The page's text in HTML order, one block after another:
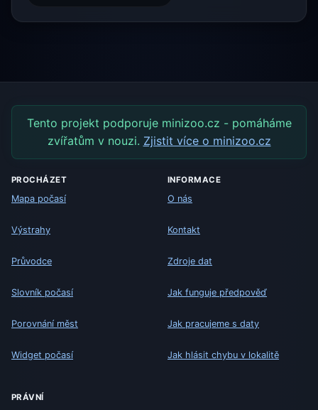
Tento projekt podporuje minizoo.cz - pomáháme
zvířatům v nouzi. Zjistit více o minizoo.cz
PROCHÁZET
Mapa počasí
Výstrahy
Průvodce
Slovník počasí
Porovnání měst
Widget počasí
INFORMACE
O nás
Kontakt
Zdroje dat
Jak funguje předpověď
Jak pracujeme s daty
Jak hlásit chybu v lokalitě
PRÁVNÍ